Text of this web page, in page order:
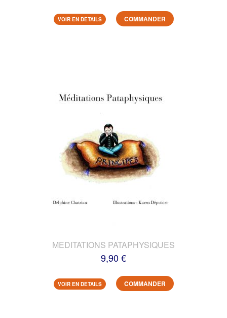
VOIR EN DETAILS COMMANDER
MEDITATIONS PATAPHYSIQUES
9,90 €
VOIR EN DETAILS COMMANDER